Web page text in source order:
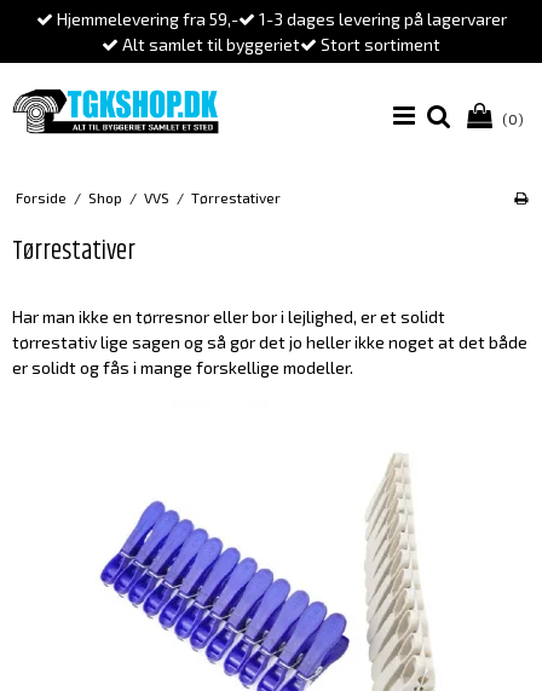
Hjemmelevering fra 59,-
1-3 dages levering på lagervarer
Alt samlet til byggeriet
Stort sortiment
(0)
Forside / Shop / VVS / Tørrestativer
Tørrestativer
Har man ikke en tørresnor eller bor i lejlighed, er et solidt
tørrestativ lige sagen og så gør det jo heller ikke noget at det både
er solidt og fås i mange forskellige modeller.